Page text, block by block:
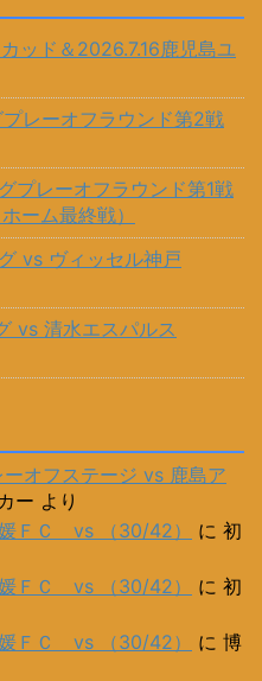
ッド＆2026.7.16鹿児島ユ
レーオフラウンド第2戦
プレーオフラウンド第1戦
ーム最終戦）
vs ヴィッセル神戸
vs 清水エスパルス
オフステージ vs 鹿島ア
ー より
ＦＣ vs （30/42）
に 初
ＦＣ vs （30/42）
に 初
ＦＣ vs （30/42）
に 博